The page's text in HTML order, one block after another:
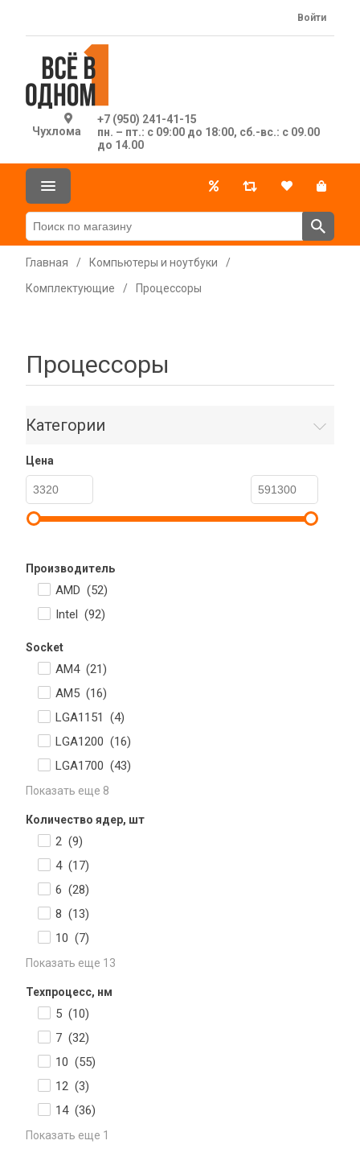
Чухлома
+7 (950) 241-41-15
пн. – пт.: с 09:00 до 18:00, сб.-вс.: с 09.00
до 14.00
Войти
Главная / Компьютеры и ноутбуки
/
Комплектующие
/ Процессоры
Процессоры
Категории
Цена
Производитель
AMD (52)
Intel (92)
Socket
AM4 (21)
AM5 (16)
LGA1151 (4)
LGA1200 (16)
LGA1700 (43)
Показать еще 8
Количество ядер, шт
2 (9)
4 (17)
6 (28)
8 (13)
10 (7)
Показать еще 13
Техпроцесс, нм
5 (10)
7 (32)
10 (55)
12 (3)
14 (36)
Показать еще 1